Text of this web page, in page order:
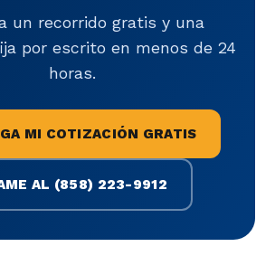
un recorrido gratis y una
por escrito en menos de 24
horas.
MI COTIZACIÓN GRATIS
AL (858) 223-9912